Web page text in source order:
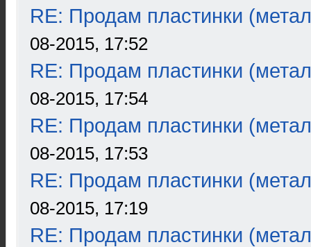
RE: Продам пластинки
08-2015, 17:52
RE: Продам пластинки
08-2015, 17:54
RE: Продам пластинки
08-2015, 17:53
RE: Продам пластинки
08-2015, 17:19
RE: Продам пластинки